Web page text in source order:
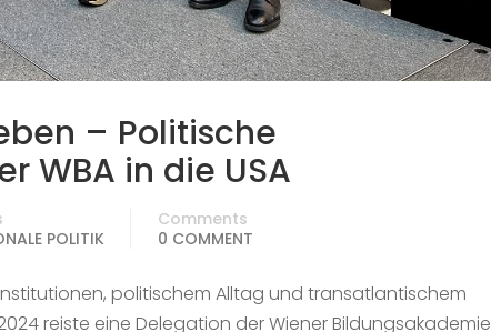
– Politische
WBA in die USA
POLITIK
Comments
0 COMMENT
politischem Alltag und transatlantischem
reiste eine Delegation der Wiener Bildungsakademie